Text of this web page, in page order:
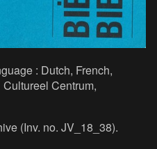
: Dutch, French,
Centrum,
(Inv. no. JV_18_38).